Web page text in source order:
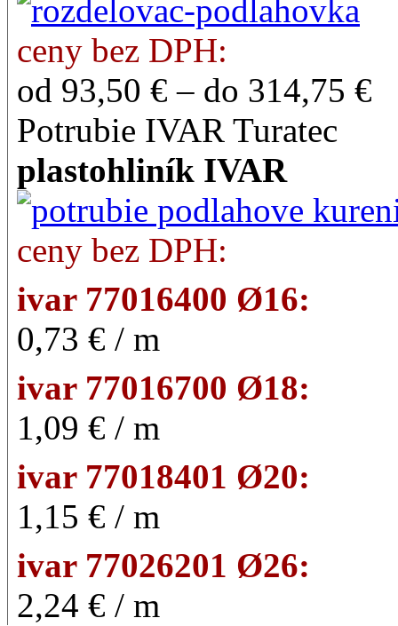
ceny bez DPH:
od 93,50 € – do 314,75 €
Potrubie IVAR Turatec
plastohliník IVAR
ceny bez DPH:
ivar 77016400 Ø16:
0,73 € / m
ivar 77016700 Ø18:
1,09 € / m
ivar 77018401 Ø20:
1,15 € / m
ivar 77026201 Ø26:
2,24 € / m